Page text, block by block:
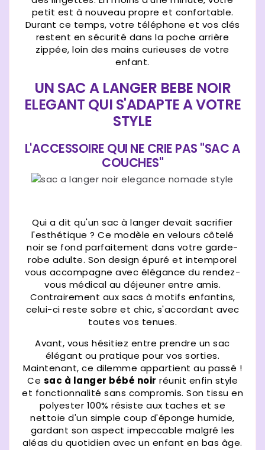
petit est à nouveau propre et confortable.
Durant ce temps, votre téléphone et vos clés
restent en sécurité dans la poche arrière
zippée, loin des mains curieuses de votre
enfant.
UN SAC A LANGER BEBE NOIR
ELEGANT QUI S'ADAPTE A VOTRE
STYLE
L'ACCESSOIRE QUI NE CRIE PAS "SAC A
COUCHES"
Qui a dit qu'un sac à langer devait sacrifier
l'esthétique ? Ce modèle en velours côtelé
noir se fond parfaitement dans votre garde-
robe adulte. Son design épuré et intemporel
vous accompagne avec élégance du rendez-
vous médical au déjeuner entre amis.
Contrairement aux sacs à motifs enfantins,
celui-ci reste sobre et chic, s'accordant avec
toutes vos tenues.
Avant, vous hésitiez entre prendre un sac
élégant ou pratique pour vos sorties.
Maintenant, ce dilemme appartient au passé !
Ce sac à langer bébé noir réunit enfin style
et fonctionnalité sans compromis. Son tissu en
polyester 100% résiste aux taches et se
nettoie d'un simple coup d'éponge humide,
gardant son aspect impeccable malgré les
aléas du quotidien avec un enfant en bas âge.